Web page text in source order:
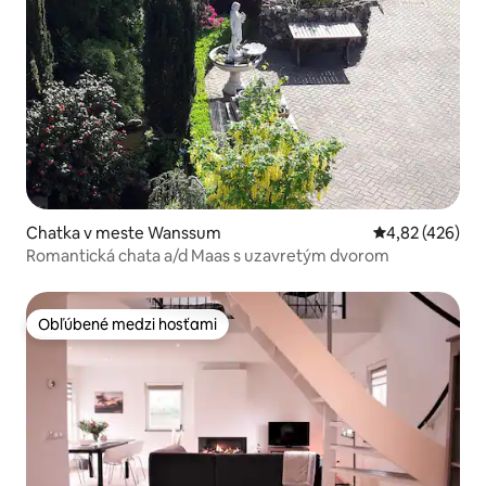
Chatka v meste Wanssum Priemerné
4,82 (426)
Romantická chata a/d Maas s uzavretým dvorom
Obľúbené medzi hosťami
Obľúbené medzi hosťami